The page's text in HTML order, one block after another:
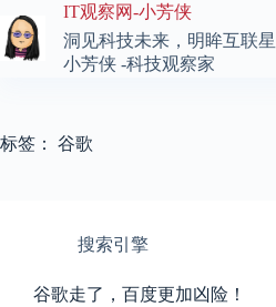
至
内
IT观察网-小芳侠
洞见科技未来，明眸互联
小芳侠 -科技观察家
标签： 谷歌
搜索引擎
谷歌走了，百度更加凶险！